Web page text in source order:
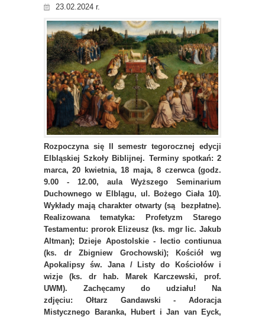
23.02.2024 r.
Rozpoczyna się II semestr tegorocznej edycji
Elbląskiej Szkoły Biblijnej. Terminy spotkań: 2
marca, 20 kwietnia, 18 maja, 8 czerwca (godz.
9.00 - 12.00, aula Wyższego Seminarium
Duchownego w Elblągu, ul. Bożego Ciała 10).
Wykłady mają charakter otwarty (są bezpłatne).
Realizowana tematyka: Profetyzm Starego
Testamentu: prorok Elizeusz (ks. mgr lic. Jakub
Altman); Dzieje Apostolskie - lectio contiunua
(ks. dr Zbigniew Grochowski); Kościół wg
Apokalipsy św. Jana / Listy do Kościołów i
wizje (ks. dr hab. Marek Karczewski, prof.
UWM). Zachęcamy do udziału! Na
zdjęciu: Ołtarz Gandawski - Adoracja
Mistycznego Baranka, Hubert i Jan van Eyck,